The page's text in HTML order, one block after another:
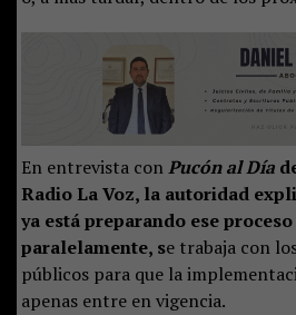
En entrevista conPucón al Día
Radio La Voz, la autoridad
ya está preparando ese proceso
paralelamente, se trabaja con
públicos para que la
apenas entre en vigencia.